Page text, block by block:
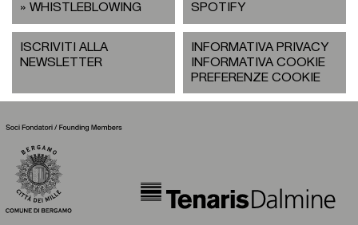
WHISTLEBLOWING
SPOTIFY
ISCRIVITI ALLA
NEWSLETTER
INFORMATIVA PRIVACY
INFORMATIVA COOKIE
PREFERENZE COOKIE